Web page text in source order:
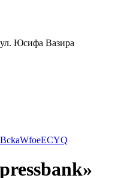
Юсифа Вазира